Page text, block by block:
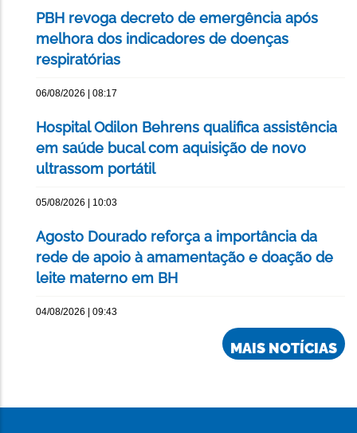
PBH revoga decreto de emergência após
melhora dos indicadores de doenças
respiratórias
06/08/2026 | 08:17
Hospital Odilon Behrens qualifica assistência
em saúde bucal com aquisição de novo
ultrassom portátil
05/08/2026 | 10:03
Agosto Dourado reforça a importância da
rede de apoio à amamentação e doação de
leite materno em BH
04/08/2026 | 09:43
MAIS NOTÍCIAS